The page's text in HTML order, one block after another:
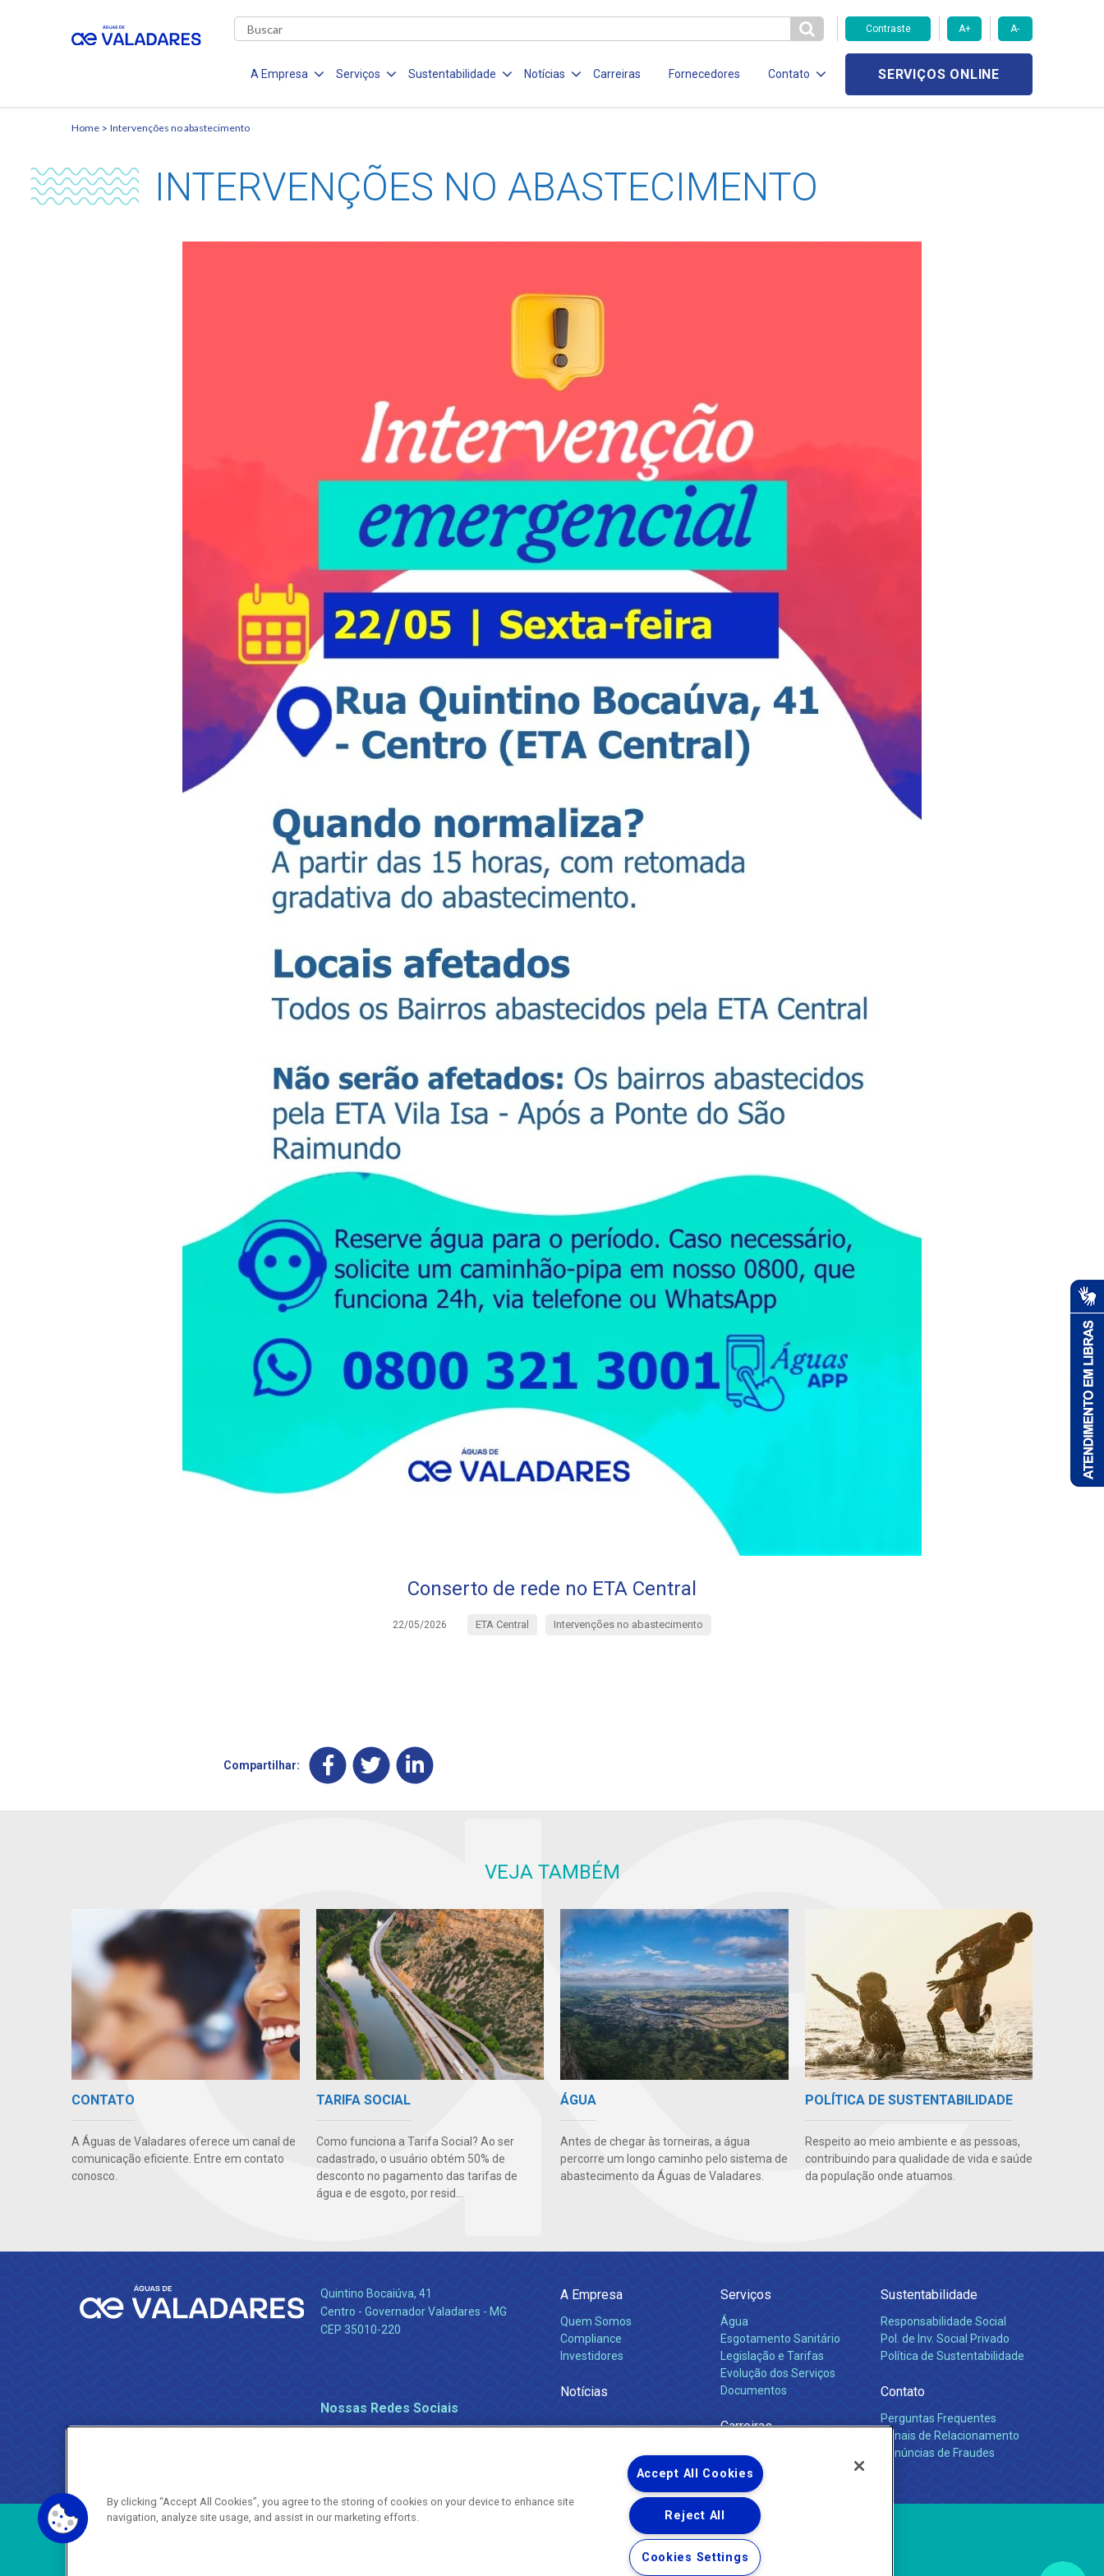
Contraste A+ A-
A Empresa Serviços Sustentabilidade Notícias Carreiras Fornecedores Contato SERVIÇOS ONLINE
Home Intervenções no abastecimento
INTERVENÇÕES NO ABASTECIMENTO
Conserto de rede no ETA Central
22/05/2026 ETA Central Intervenções no abastecimento
Compartilhar:
VEJA TAMBÉM
CONTATO
A Águas de Valadares oferece um canal de
comunicação eficiente. Entre em contato
conosco.
TARIFA SOCIAL
Como funciona a Tarifa Social? Ao ser
cadastrado, o usuário obtém 50% de
desconto no pagamento das tarifas de
água e de esgoto, por resid...
ÁGUA
Antes de chegar às torneiras, a água
percorre um longo caminho pelo sistema de
abastecimento da Águas de Valadares.
POLÍTICA DE SUSTENTABILIDADE
Respeito ao meio ambiente e as pessoas,
contribuindo para qualidade de vida e saúde
da população onde atuamos.
Quintino Bocaiúva, 41
Centro - Governador Valadares - MG
CEP 35010-220
Nossas Redes Sociais
A Empresa
Quem Somos
Compliance
Investidores
Notícias
Serviços
Água
Esgotamento Sanitário
Legislação e Tarifas
Evolução dos Serviços
Documentos
Carreiras
Sustentabilidade
Responsabilidade Social
Pol. de Inv. Social Privado
Política de Sustentabilidade
Contato
Perguntas Frequentes
Canais de Relacionamento
Denúncias de Fraudes
Copyright ® 2026 - Todos os Direitos Reservados.
By clicking “Accept All Cookies”, you agree to the storing of cookies on your device to enhance site
navigation, analyze site usage, and assist in our marketing efforts.
Accept All Cookies
Reject All
Cookies Settings